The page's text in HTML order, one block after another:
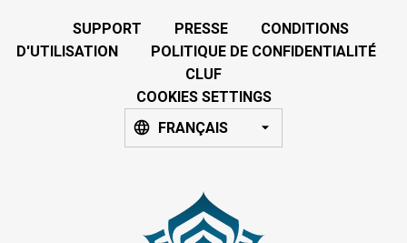
SUPPORT PRESSE
CONDITIONS
D'UTILISATION
POLITIQUE DE CONFIDENTIALITÉ
CLUF
COOKIES SETTINGS
FRANÇAIS